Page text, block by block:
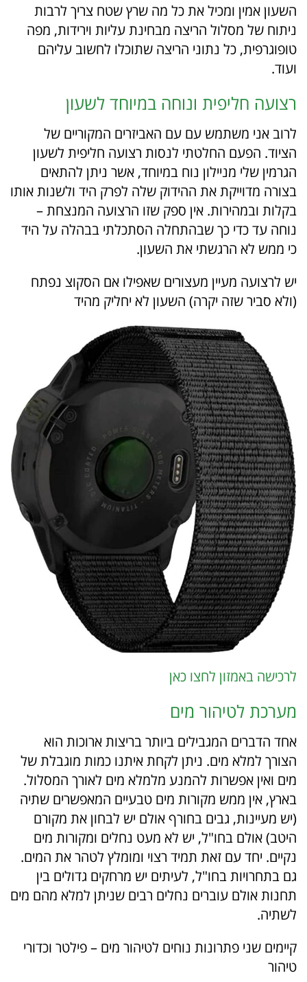
השעון אמין ומכיל את כל מה שרץ שטח צריך לרבות
ניתוח של מסלול הריצה מבחינת עליות וירידות, מפה
טופוגרפית, כל נתוני הריצה שתוכלו לחשוב עליהם
ועוד.
רצועה חליפית ונוחה במיוחד לשעון
לרוב אני משתמש עם עם האביזרים המקוריים של
הציוד. הפעם החלטתי לנסות רצועה חליפית לשעון
הגרמין שלי מניילון נוח במיוחד, אשר ניתן להתאים
בצורה מדוייקת את ההידוק שלה לפרק היד ולשנות אותו
בקלות ובמהירות. אין ספק שזו הרצועה המנצחת –
נוחה עד כדי כך שבהתחלה הסתכלתי בבהלה על היד
כי ממש לא הרגשתי את השעון.
יש לרצועה מעיין מעצורים שאפילו אם הסקוצ נפתח
(ולא סביר שזה יקרה) השעון לא יחליק מהיד
לרכישה באמזון לחצו כאן
מערכת לטיהור מים
אחד הדברים המגבילים ביותר בריצות ארוכות הוא
הצורך למלא מים. ניתן לקחת איתנו כמות מוגבלת של
מים ואין אפשרות להמנע מלמלא מים לאורך המסלול.
בארץ, אין ממש מקורות מים טבעיים המאפשרים שתיה
(יש מעיינות, גבים בחורף אולם יש לבחון את מקורם
היטב) אולם בחו"ל, יש לא מעט נחלים ומקורות מים
נקיים. יחד עם זאת תמיד רצוי ומומלץ לטהר את המים.
גם בתחרויות בחו"ל, לעיתים יש מרחקים גדולים בין
תחנות אולם עוברים נחלים רבים שניתן למלא מהם מים
לשתיה.
קיימים שני פתרונות נוחים לטיהור מים – פילטר וכדורי
טיהור